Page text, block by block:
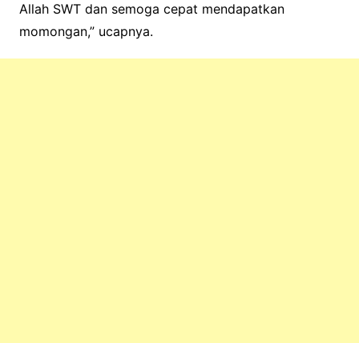
Allah SWT dan semoga cepat mendapatkan
momongan,” ucapnya.